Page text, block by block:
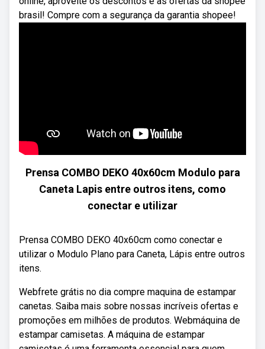
brasil! Compre com a segurança da garantia shopee!
Prensa COMBO DEKO 40x60cm Modulo para
Caneta Lapis entre outros itens, como
conectar e utilizar
Prensa COMBO DEKO 40x60cm como conectar e
utilizar o Modulo Plano para Caneta, Lápis entre outros
itens.
Webfrete grátis no dia compre maquina de estampar
canetas. Saiba mais sobre nossas incríveis ofertas e
promoções em milhões de produtos. Webmáquina de
estampar camisetas. A máquina de estampar